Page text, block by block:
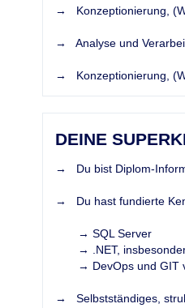
→ Konzeptionierung,
→ Analyse und
→ Konzeptionierung,
DEINE
→ Du bist Diplom-
→ Du hast fundierte
→ SQL Server
→ .NET,
→ DevOps und GIT
→ Selbstständiges,